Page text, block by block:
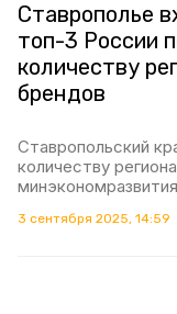
Ставрополье
топ-3 России
количеству
брендов
Ставропольский
количеству
3 сентября 2025, 14:59